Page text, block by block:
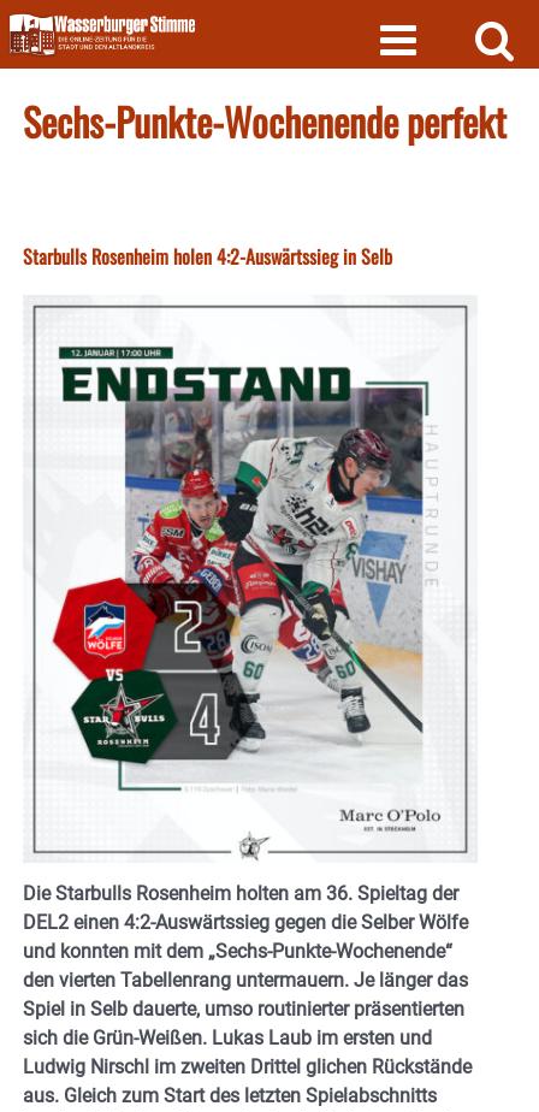
Skip
to
content
Sechs-Punkte-Wochenende perfekt
Starbulls Rosenheim holen 4:2-Auswärtssieg in Selb
Die Starbulls Rosenheim holten am 36. Spieltag der
DEL2 einen 4:2-Auswärtssieg gegen die Selber Wölfe
und konnten mit dem „Sechs-Punkte-Wochenende“
den vierten Tabellenrang untermauern. Je länger das
Spiel in Selb dauerte, umso routinierter präsentierten
sich die Grün-Weißen. Lukas Laub im ersten und
Ludwig Nirschl im zweiten Drittel glichen Rückstände
aus. Gleich zum Start des letzten Spielabschnitts